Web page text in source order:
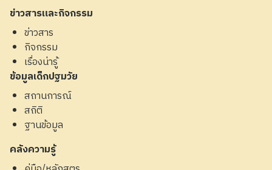
ข่าวสารและกิจกรรม
ข่าวสาร
กิจกรรม
เรื่องน่ารู้
ข้อมูลเด็กปฐมวัย
สถานการณ์
สถิติ
ฐานข้อมูล
คลังความรู้